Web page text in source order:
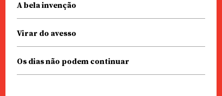
A bela invenção
Virar do avesso
Os dias não podem continuar